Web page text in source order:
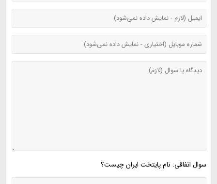
سوال اتفاقی: نام پایتخت ایران چیست؟